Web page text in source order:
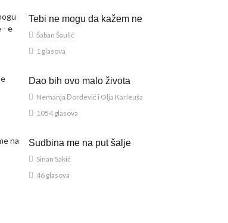
Tebi ne mogu da kažem ne
Šaban Šaulić
1 glasova
Dao bih ovo malo života
Nemanja Đorđević i Olja Karleuša
1054 glasova
Sudbina me na put šalje
Sinan Sakić
46 glasova